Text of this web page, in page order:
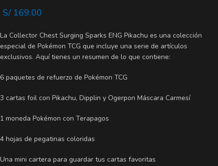
S/169.00
La Collector Chest Surging Sparks ENG Pikachu es una colección
especial de Pokémon TCG que incluye una serie de artículos
exclusivos. Aquí tienes un resumen de lo que contiene:
6 paquetes de refuerzo de Pokémon TCG
3 cartas foil con Pikachu, Dipplin y Ogerpon Máscara Carmesí
1 moneda Pokémon con Terapagos
4 hojas de pegatinas coloridas
Una mini cartera para guardar tus cartas favoritas